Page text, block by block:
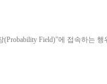
Field)”에 접속하는